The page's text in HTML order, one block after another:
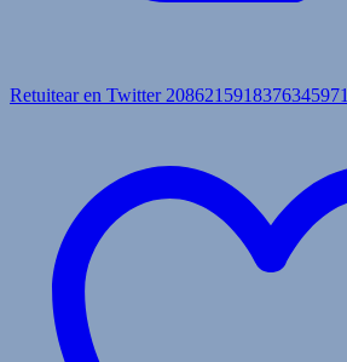
Retuitear en Twitter 2086215918376345971